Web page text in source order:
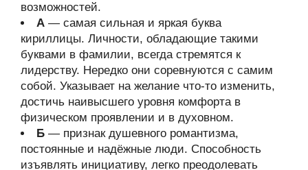
возможностей.
А — самая сильная и яркая буква
кириллицы. Личности, обладающие такими
буквами в фамилии, всегда стремятся к
лидерству. Нередко они соревнуются с самим
собой. Указывает на желание что-то изменить,
достичь наивысшего уровня комфорта в
физическом проявлении и в духовном.
Б — признак душевного романтизма,
постоянные и надёжные люди. Способность
изъявлять инициативу, легко преодолевать